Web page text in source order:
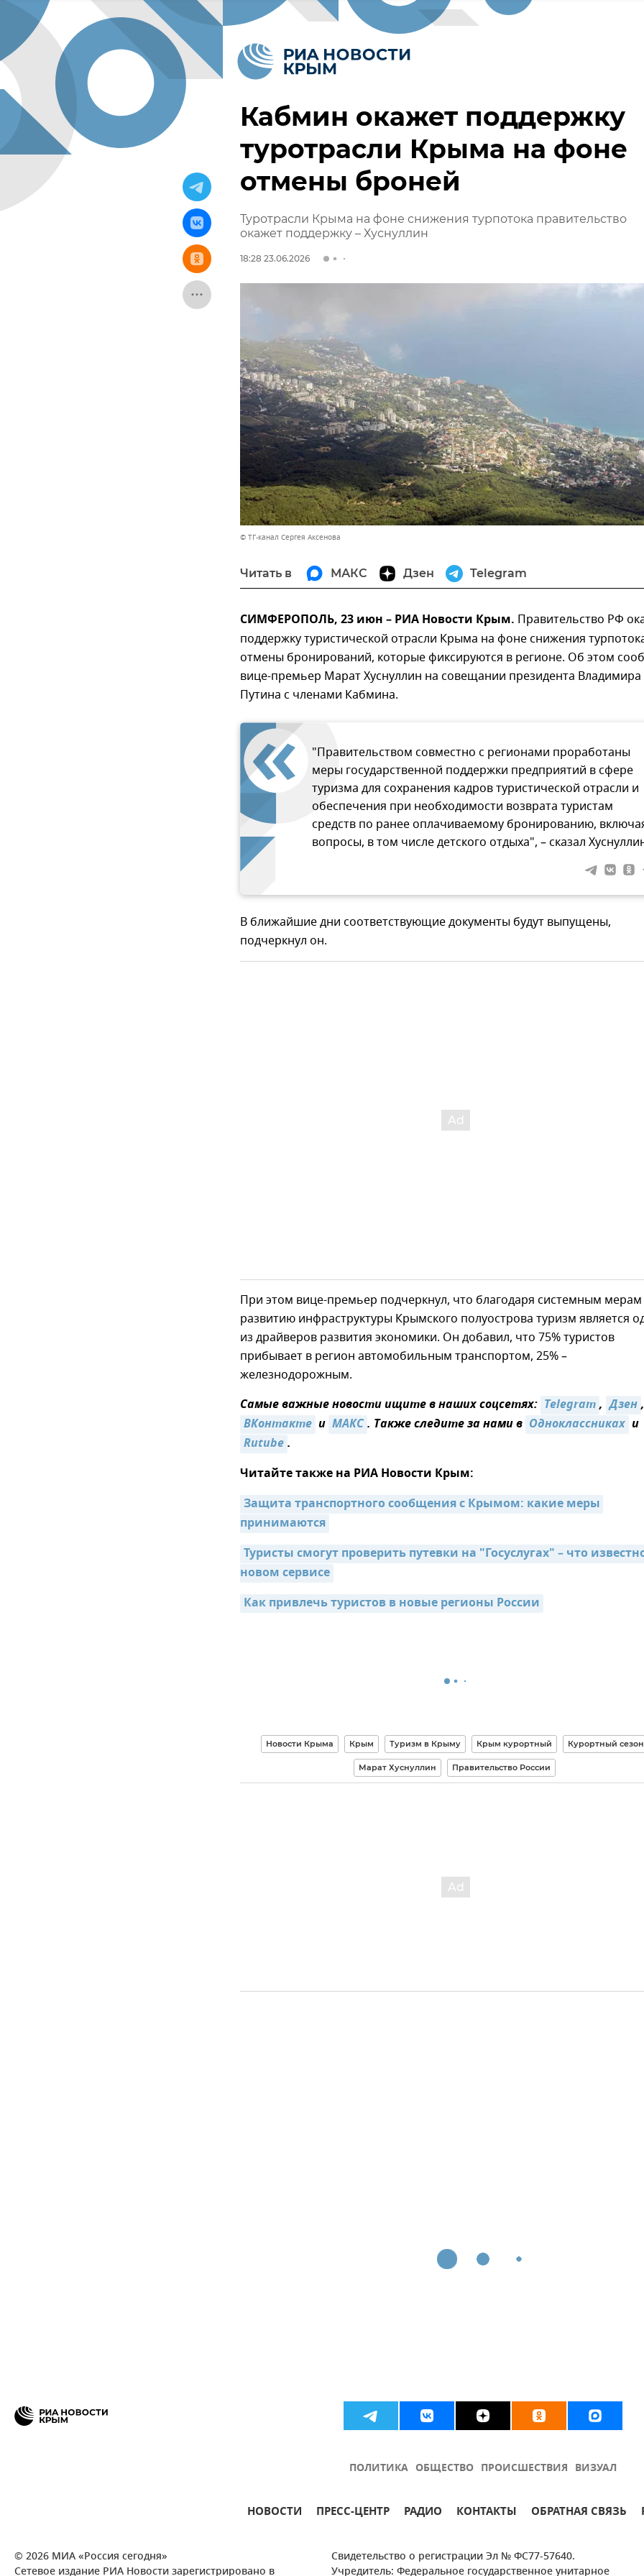
Кабмин окажет поддержку
туротрасли Крыма на фоне
отмены броней
Туротрасли Крыма на фоне снижения турпотока правительство
окажет поддержку – Хуснуллин
18:28 23.06.2026
© ТГ-канал Сергея Аксенова
Читать в МАКС Дзен Telegram
СИМФЕРОПОЛЬ, 23 июн – РИА Новости Крым. Правительство РФ
поддержку туристической отрасли Крыма на фоне снижения
отмены бронирований, которые фиксируются в регионе. Об этом
вице-премьер Марат Хуснуллин на совещании президента Владимира
Путина с членами Кабмина.
"Правительством совместно с регионами проработаны
меры государственной поддержки предприятий в сфере
туризма для сохранения кадров туристической отрасли и
обеспечения при необходимости возврата туристам
средств по ранее оплачиваемому бронированию,
вопросы, в том числе детского отдыха", – сказал
В ближайшие дни соответствующие документы будут выпущены,
подчеркнул он.
При этом вице-премьер подчеркнул, что благодаря системным
развитию инфраструктуры Крымского полуострова туризм является
из драйверов развития экономики. Он добавил, что 75% туристов
прибывает в регион автомобильным транспортом, 25% –
железнодорожным.
Самые важные новости ищите в наших соцсетях: Telegram, Дзен,
ВКонтакте и MAКС. Также следите за нами в Одноклассниках и
Rutube.
Читайте также на РИА Новости Крым:
Защита транспортного сообщения с Крымом: какие меры
принимаются
Туристы смогут проверить путевки на "Госуслугах" – что
новом сервисе
Как привлечь туристов в новые регионы России
Новости Крыма Крым Туризм в Крыму Крым курортный Курортный сезон
Марат Хуснуллин Правительство России
ПОЛИТИКА ОБЩЕСТВО ПРОИСШЕСТВИЯ ВИЗУАЛ
НОВОСТИ ПРЕСС-ЦЕНТР РАДИО КОНТАКТЫ ОБРАТНАЯ СВЯЗЬ
© 2026 МИА «Россия сегодня»
Сетевое издание РИА Новости зарегистрировано в
Свидетельство о регистрации Эл № ФС77-57640.
Учредитель: Федеральное государственное унитарное